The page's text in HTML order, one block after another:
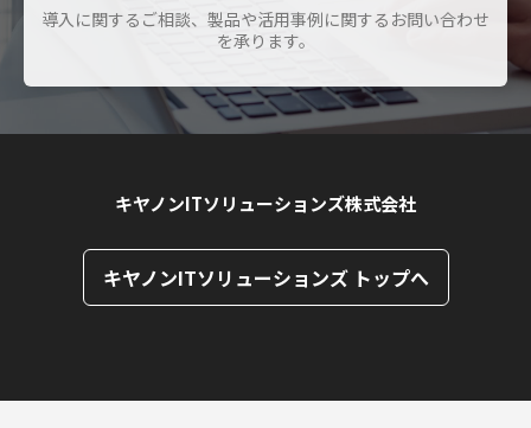
導入に関するご相談、製品や活用事例に関するお問い合わせ
を承ります。
キヤノンITソリューションズ株式会社
キヤノンITソリューションズ トップへ